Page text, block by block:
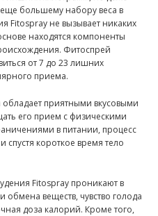
большему набору веса в
Fitospray не вызывает никаких
находятся компоненты
Фитоспрей
от 7 до 23 лишних
приема.
обладает приятными вкусовыми
его прием с физическими
в питании, процесс
спустя короткое время тело
Fitospray проникают в
обмена веществ, чувство голода
доза калорий. Кроме того,